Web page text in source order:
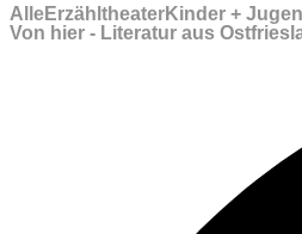
AlleErzähltheaterKinder +
Von hier - Literatur aus